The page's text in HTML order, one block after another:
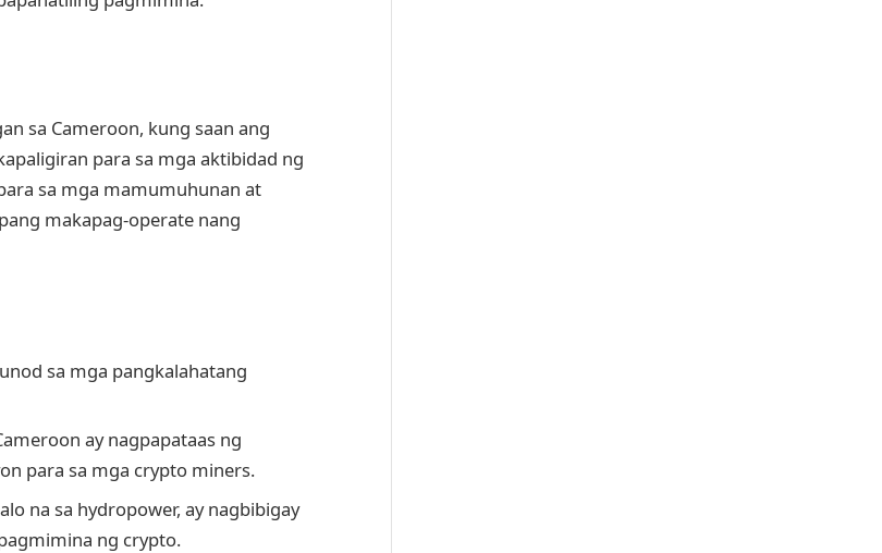
sa Cameroon, kung saan ang
para sa mga aktibidad ng
sa mga mamumuhunan at
makapag-operate nang
sa mga pangkalahatang
ay nagpapataas ng
para sa mga crypto miners.
na sa hydropower, ay nagbibigay
ng crypto.